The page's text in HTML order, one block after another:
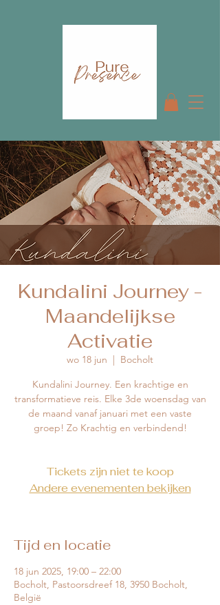
Kundalini Journey -
Maandelijkse
Activatie
wo 18 jun
  |
Bocholt
Kundalini Journey. Een krachtige en
transformatieve reis. Elke 3de woensdag van
de maand vanaf januari met een vaste
groep! Zo Krachtig en verbindend!
Tickets zijn niet te koop
Andere evenementen bekijken
Tijd en locatie
18 jun 2025, 19:00 – 22:00
Bocholt, Pastoorsdreef 18, 3950 Bocholt,
België